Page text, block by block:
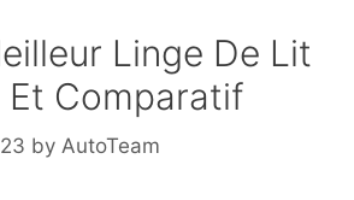
Linge De Lit
Et Comparatif
by AutoTeam